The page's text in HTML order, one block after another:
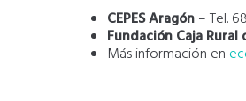
CEPES Aragón– Tel.
Fundación Caja Rural
Más información en